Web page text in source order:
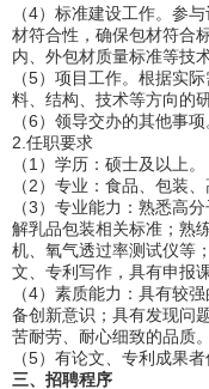
（4）标准建设工作。参
材符合性，确保包材符合
内、外包材质量标准等技
（5）项目工作。根据实
料、结构、技术等方向的研
（6）领导交办的其他事项
2.任职要求
（1）学历：硕士及以上。
（2）专业：食品、包装
（3）专业能力：熟悉高
解乳品包装相关标准；熟
机、氧气透过率测试仪等
文、专利写作，具有申报
（4）素质能力：具有较
备创新意识；具有发现问
苦耐劳、耐心细致的品质。
（5）有论文、专利成果者
三、招聘程序